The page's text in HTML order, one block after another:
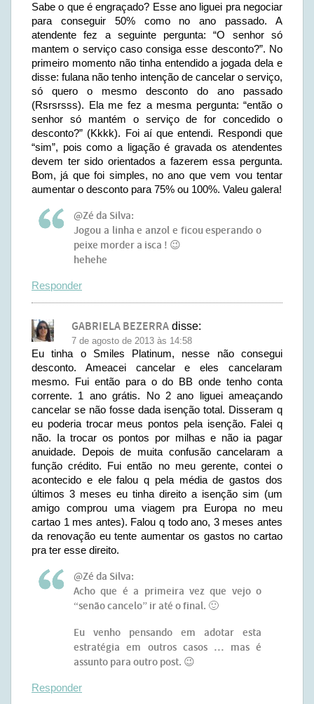
Sabe o que é engraçado? Esse ano liguei pra negociar
para conseguir 50% como no ano passado. A
atendente fez a seguinte pergunta: “O senhor só
mantem o serviço caso consiga esse desconto?”. No
primeiro momento não tinha entendido a jogada dela e
disse: fulana não tenho intenção de cancelar o serviço,
só quero o mesmo desconto do ano passado
(Rsrsrsss). Ela me fez a mesma pergunta: “então o
senhor só mantém o serviço de for concedido o
desconto?” (Kkkk). Foi aí que entendi. Respondi que
“sim”, pois como a ligação é gravada os atendentes
devem ter sido orientados a fazerem essa pergunta.
Bom, já que foi simples, no ano que vem vou tentar
aumentar o desconto para 75% ou 100%. Valeu galera!
@Zé da Silva:
Jogou a linha e anzol e ficou esperando o
peixe morder a isca ! 😉
hehehe
Responder
GABRIELA BEZERRA disse:
7 de agosto de 2013 às 14:58
Eu tinha o Smiles Platinum, nesse não consegui
desconto. Ameacei cancelar e eles cancelaram
mesmo. Fui então para o do BB onde tenho conta
corrente. 1 ano grátis. No 2 ano liguei ameaçando
cancelar se não fosse dada isenção total. Disseram q
eu poderia trocar meus pontos pela isenção. Falei q
não. Ia trocar os pontos por milhas e não ia pagar
anuidade. Depois de muita confusão cancelaram a
função crédito. Fui então no meu gerente, contei o
acontecido e ele falou q pela média de gastos dos
últimos 3 meses eu tinha direito a isenção sim (um
amigo comprou uma viagem pra Europa no meu
cartao 1 mes antes). Falou q todo ano, 3 meses antes
da renovação eu tente aumentar os gastos no cartao
pra ter esse direito.
@Zé da Silva:
Acho que é a primeira vez que vejo o
“senão cancelo” ir até o final. 🙂
Eu venho pensando em adotar esta
estratégia em outros casos … mas é
assunto para outro post. 😉
Responder